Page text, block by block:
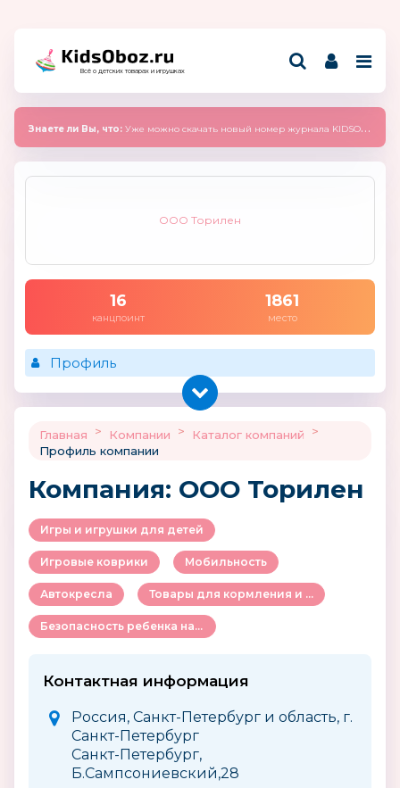
Всё о детских товарах и игрушках
Знаете ли Вы, что: Уже можно скачать новый номер журнала KIDSOBOZ 2025 (сентябрь)
ООО Торилен
16
канцпоинт
1861
место
Профиль
Главная > Компании > Каталог компаний
>
Профиль компании
Компания: ООО Торилен
Игры и игрушки для детей
Игровые коврики Мобильность
Автокресла Товары для кормления и ухода за ребенком
Безопасность ребенка на улице и дома
Контактная информация
Россия, Санкт-Петербург и область, г.
Санкт-Петербург
Санкт-Петербург,
Б.Сампсониевский,28